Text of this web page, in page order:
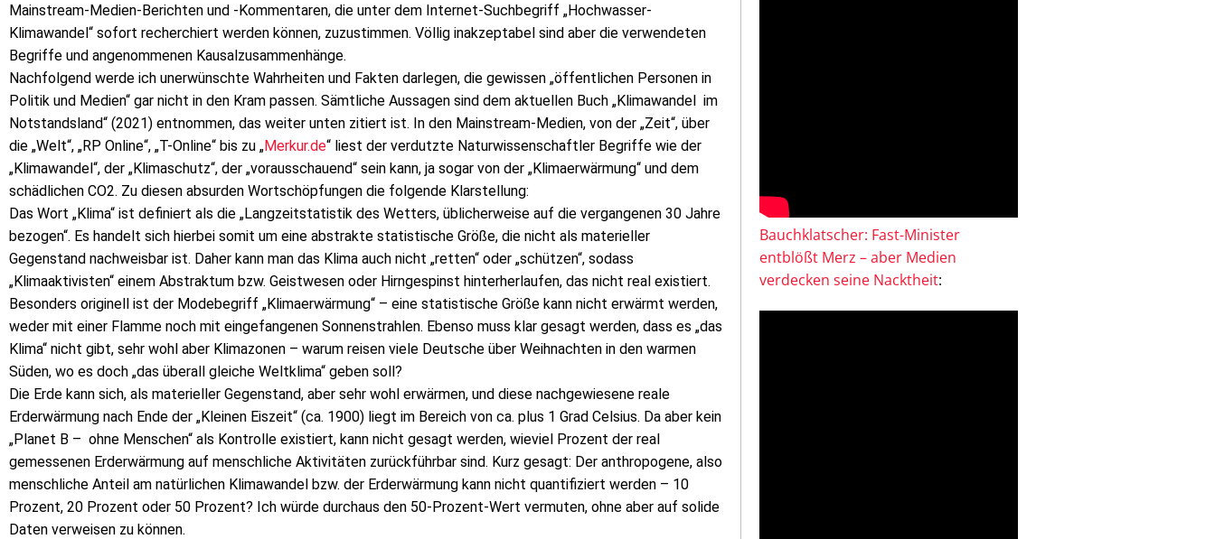
Mainstream-Medien-Berichten und -Kommentaren, die unter dem Internet-Suchbegriff „Hochwasser-
Klimawandel“ sofort recherchiert werden können, zuzustimmen. Völlig inakzeptabel sind aber die verwendeten
Begriffe und angenommenen Kausalzusammenhänge.
Nachfolgend werde ich unerwünschte Wahrheiten und Fakten darlegen, die gewissen „öffentlichen Personen in
Politik und Medien“ gar nicht in den Kram passen. Sämtliche Aussagen sind dem aktuellen Buch „Klimawandel im
Notstandsland“ (2021) entnommen, das weiter unten zitiert ist. In den Mainstream-Medien, von der „Zeit“, über
die „Welt“, „RP Online“, „T-Online“ bis zu „Merkur.de“ liest der verdutzte Naturwissenschaftler Begriffe wie der
„Klimawandel“, der „Klimaschutz“, der „vorausschauend“ sein kann, ja sogar von der „Klimaerwärmung“ und dem
schädlichen CO2. Zu diesen absurden Wortschöpfungen die folgende Klarstellung:
Das Wort „Klima“ ist definiert als die „Langzeitstatistik des Wetters, üblicherweise auf die vergangenen 30 Jahre
bezogen“. Es handelt sich hierbei somit um eine abstrakte statistische Größe, die nicht als materieller
Gegenstand nachweisbar ist. Daher kann man das Klima auch nicht „retten“ oder „schützen“, sodass
„Klimaaktivisten“ einem Abstraktum bzw. Geistwesen oder Hirngespinst hinterherlaufen, das nicht real existiert.
Besonders originell ist der Modebegriff „Klimaerwärmung“ – eine statistische Größe kann nicht erwärmt werden,
weder mit einer Flamme noch mit eingefangenen Sonnenstrahlen. Ebenso muss klar gesagt werden, dass es „das
Klima“ nicht gibt, sehr wohl aber Klimazonen – warum reisen viele Deutsche über Weihnachten in den warmen
Süden, wo es doch „das überall gleiche Weltklima“ geben soll?
Die Erde kann sich, als materieller Gegenstand, aber sehr wohl erwärmen, und diese nachgewiesene reale
Erderwärmung nach Ende der „Kleinen Eiszeit“ (ca. 1900) liegt im Bereich von ca. plus 1 Grad Celsius. Da aber kein
„Planet B – ohne Menschen“ als Kontrolle existiert, kann nicht gesagt werden, wieviel Prozent der real
gemessenen Erderwärmung auf menschliche Aktivitäten zurückführbar sind. Kurz gesagt: Der anthropogene, also
menschliche Anteil am natürlichen Klimawandel bzw. der Erderwärmung kann nicht quantifiziert werden – 10
Prozent, 20 Prozent oder 50 Prozent? Ich würde durchaus den 50-Prozent-Wert vermuten, ohne aber auf solide
Daten verweisen zu können.
Bauchklatscher: Fast-Minister
entblößt Merz – aber Medien
verdecken seine Nacktheit: